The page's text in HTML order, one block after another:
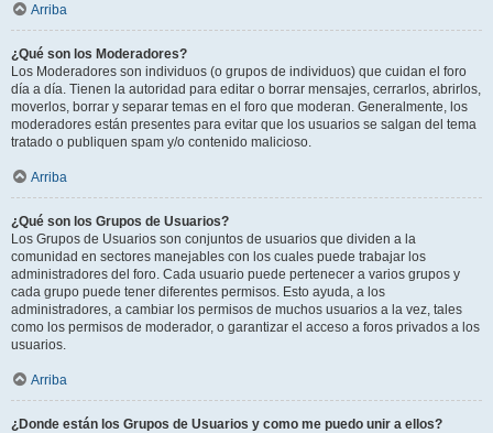
Arriba
¿Qué son los Moderadores?
Los Moderadores son individuos (o grupos de individuos) que cuidan el foro
día a día. Tienen la autoridad para editar o borrar mensajes, cerrarlos, abrirlos,
moverlos, borrar y separar temas en el foro que moderan. Generalmente, los
moderadores están presentes para evitar que los usuarios se salgan del tema
tratado o publiquen spam y/o contenido malicioso.
Arriba
¿Qué son los Grupos de Usuarios?
Los Grupos de Usuarios son conjuntos de usuarios que dividen a la
comunidad en sectores manejables con los cuales puede trabajar los
administradores del foro. Cada usuario puede pertenecer a varios grupos y
cada grupo puede tener diferentes permisos. Esto ayuda, a los
administradores, a cambiar los permisos de muchos usuarios a la vez, tales
como los permisos de moderador, o garantizar el acceso a foros privados a los
usuarios.
Arriba
¿Donde están los Grupos de Usuarios y como me puedo unir a ellos?